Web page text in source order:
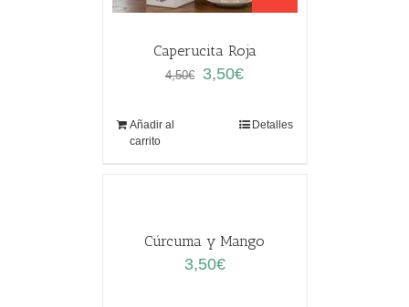
Caperucita Roja
4,50€
El
3,50€El
es:
Añadir al
carrito
Detalles
Cúrcuma y Mango
3,50€